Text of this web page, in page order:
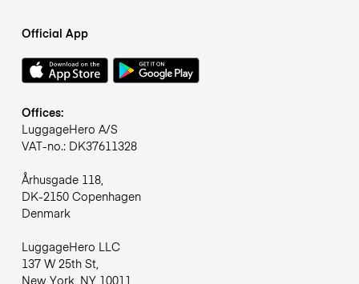
Official App
Offices:
LuggageHero A/S
VAT-no.: DK37611328
Århusgade 118,
DK-2150 Copenhagen
Denmark
LuggageHero LLC
137 W 25th St,
New York, NY 10011